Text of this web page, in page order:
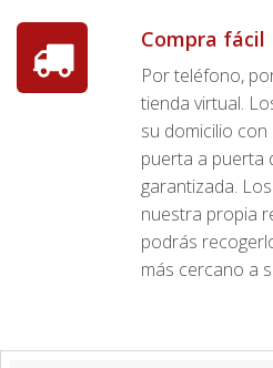
Compra fácil
Por teléfono,
tienda virtual.
su domicilio
puerta a puerta
garantizada.
nuestra propia
podrás
más cercano a